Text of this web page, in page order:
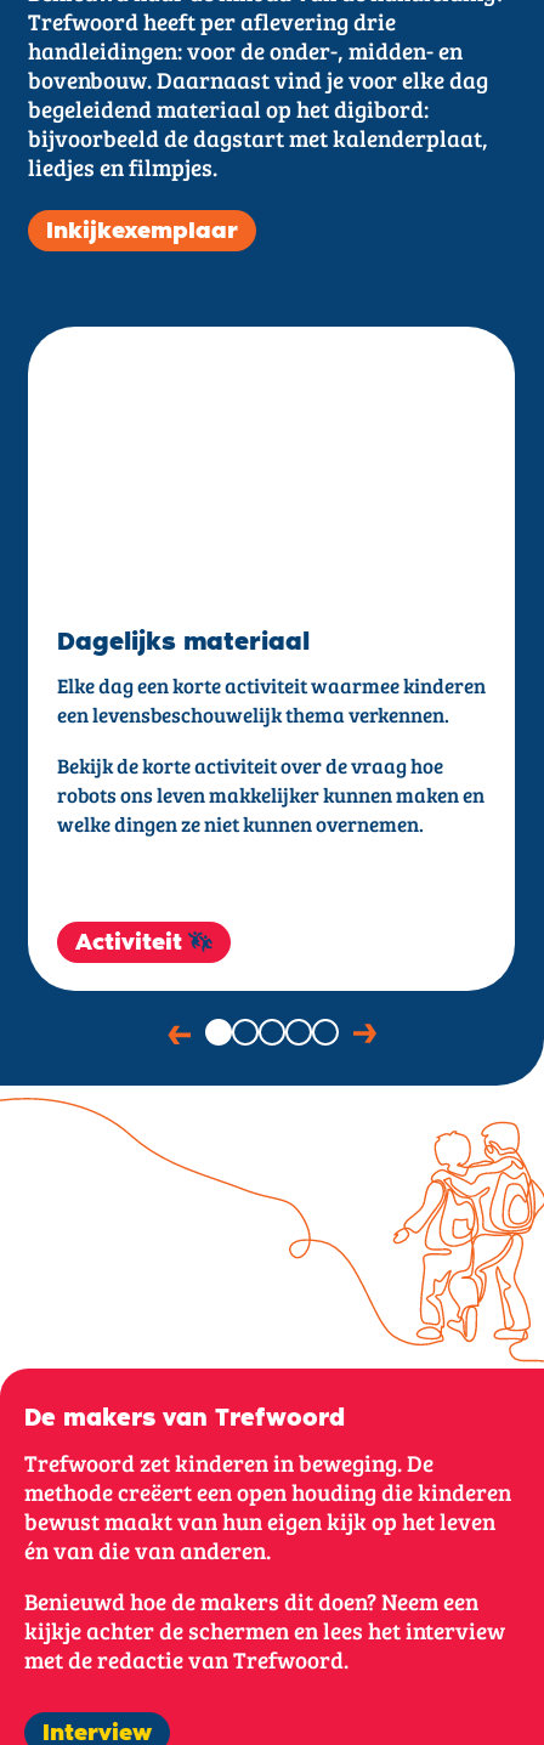
Trefwoord heeft per aflevering drie
handleidingen: voor de onder-, midden- en
bovenbouw. Daarnaast vind je voor elke dag
begeleidend materiaal op het digibord:
bijvoorbeeld de dagstart met kalenderplaat,
liedjes en filmpjes.
Inkijkexemplaar
Dagelijks materiaal
Elke dag een korte activiteit waarmee kinderen
een levensbeschouwelijk thema verkennen.
Bekijk de korte activiteit over de vraag hoe
robots ons leven makkelijker kunnen maken en
welke dingen ze niet kunnen overnemen.
Activiteit
De makers van Trefwoord
Trefwoord zet kinderen in beweging. De
methode creëert een open houding die kinderen
bewust maakt van hun eigen kijk op het leven
én van die van anderen.
Benieuwd hoe de makers dit doen? Neem een
kijkje achter de schermen en lees het interview
met de redactie van Trefwoord.
Interview